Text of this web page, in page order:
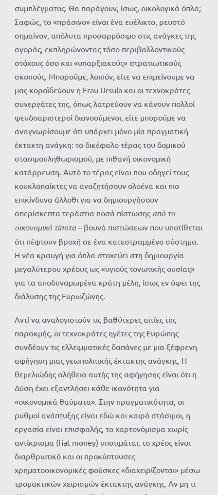
συμπλέγματος. Θα παράγουν, ίσως, οικολογικά όπλα;
Σαφώς, το «πράσινο» είναι ένα ευέλικτο, ρευστό
σημαίνον, απόλυτα προσαρμόσιμο στις ανάγκες της
αγοράς, εκπληρώνοντας τόσο περιβαλλοντικούς
στόχους όσο και «υπαρξιακούς» στρατιωτικούς
σκοπούς. Μπορούμε, λοιπόν, είτε να επιμείνουμε να
μας κοροϊδεύουν η Frau Ursula και οι τεχνοκράτες
συνεργάτες της, όπως λατρεύουν να κάνουν πολλοί
ψευδοαριστεροί διανοούμενοι, είτε μπορούμε να
αναγνωρίσουμε ότι υπάρχει μόνο μία πραγματική
έκτακτη ανάγκη: το δικέφαλο τέρας του δομικού
στασιμοπληθωρισμού, με πιθανή οικονομική
κατάρρευση. Αυτό το τέρας είναι που οδηγεί τους
κουκλοπαίκτες να αναζητήσουν ολοένα και πιο
επικίνδυνα άλλοθι για να δημιουργήσουν
απερίσκεπτα τεράστια ποσά πίστωσης από το
οικονομικό τίποτα– βουνά πιστώσεων που υποτίθεται
ότι πέφτουν βροχή σε ένα κατεστραμμένο σύστημα.
Η νέα κραυγή για όπλα στοχεύει στη δημιουργία
μεγαλύτερου χρέους ως «υγιούς τονωτικής ουσίας»
για τα αποδυναμωμένα κράτη μέλη, ίσως εν όψει της
διάλυσης της Ευρωζώνης.
Αντί να αναλογιστούν τις βαθύτερες αιτίες της
παρακμής, οι τεχνοκράτες ηγέτες της Ευρώπης
συνδέουν τις ελλειμματικές δαπάνες με μια ξέφρενη
αφήγηση μιας γεωπολιτικής έκτακτης ανάγκης. Η
θεμελιώδης αλήθεια αυτής της αφήγησης είναι ότι η
Δύση έχει εξαντλήσει κάθε ικανότητα για
«οικονομικά θαύματα». Στην πραγματικότητα, οι
ρυθμοί ανάπτυξης είναι εδώ και καιρό στάσιμοι, η
εργασία είναι επισφαλής, το χαρτονόμισμα χωρίς
αντίκρισμα (fiat money) υποτιμάται, το χρέος είναι
διαρθρωτικό και οι προκύπτουσες
χρηματοοικονομικές φούσκες «διαχειρίζονται» μέσω
τρομακτικών χειρισμών έκτακτης ανάγκης. Αν μη τι